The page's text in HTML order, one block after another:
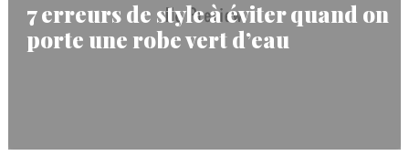
7 erreurs de style à éviter quand on
porte une robe vert d’eau